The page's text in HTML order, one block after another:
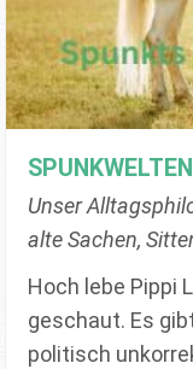
SPUNKWELTEN
Unser
alte Sachen,
Hoch lebe Pippi
geschaut. Es
politisch